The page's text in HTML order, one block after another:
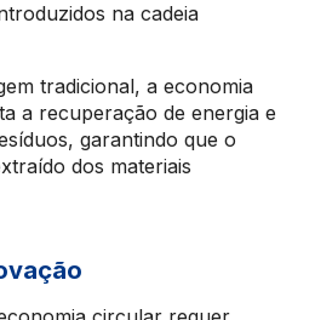
na cadeia
tradicional, a economia
a recuperação de energia e
garantindo que o
dos materiais